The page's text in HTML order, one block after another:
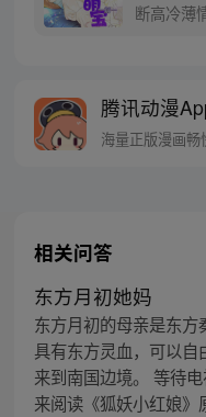
断高冷薄
先生，你
魅惑，“二
腾讯动漫
海量正版漫画畅
相关问答
东方月初她妈
东方月初的母亲是东
具有东方灵血，可以
来到南国边境。 等待
来阅读《狐妖小红娘》